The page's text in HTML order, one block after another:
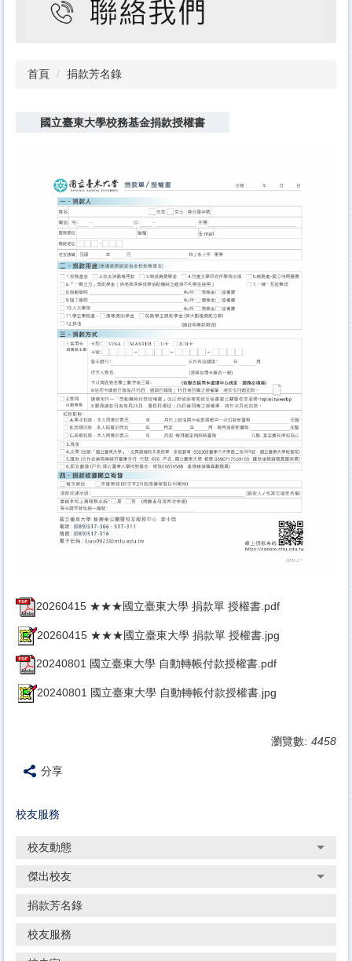
首頁 捐款芳名錄
國立臺東大學校務基金捐款授權書
20260415 ★★★國立臺東大學 捐款單 授權書.pdf
20260415 ★★★國立臺東大學 捐款單 授權書.jpg
20240801 國立臺東大學 自動轉帳付款授權書.pdf
20240801 國立臺東大學 自動轉帳付款授權書.jpg
瀏覽數: 4458
分享
校友服務
校友動態
傑出校友
捐款芳名錄
校友服務